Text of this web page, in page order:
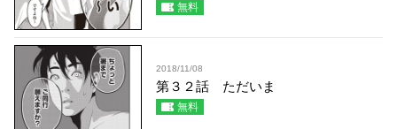
無料
2018/11/08
第３２話 ただいま
無料